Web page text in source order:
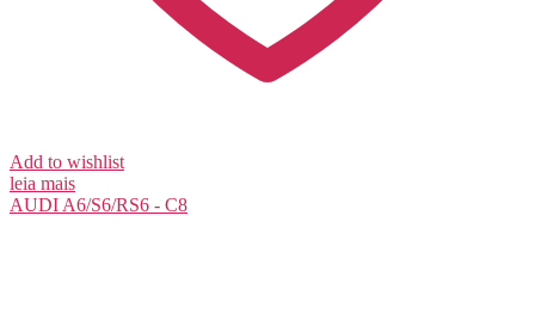
Add to wishlist
leia mais
AUDI A6/S6/RS6 - C8